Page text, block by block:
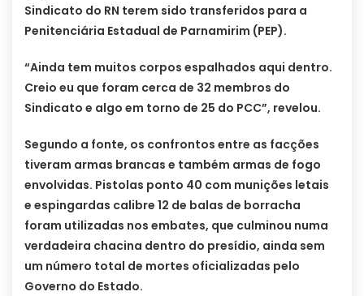
Sindicato do RN terem sido transferidos para a
Penitenciária Estadual de Parnamirim (PEP).
“Ainda tem muitos corpos espalhados aqui dentro.
Creio eu que foram cerca de 32 membros do
Sindicato e algo em torno de 25 do PCC”, revelou.
Segundo a fonte, os confrontos entre as facções
tiveram armas brancas e também armas de fogo
envolvidas. Pistolas ponto 40 com munições letais
e espingardas calibre 12 de balas de borracha
foram utilizadas nos embates, que culminou numa
verdadeira chacina dentro do presídio, ainda sem
um número total de mortes oficializadas pelo
Governo do Estado.